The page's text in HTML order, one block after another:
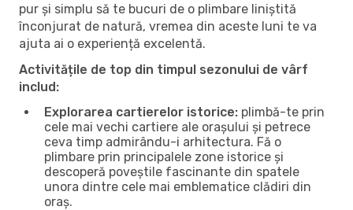
pur și simplu să te bucuri de o plimbare liniștită
înconjurat de natură, vremea din aceste luni te va
ajuta ai o experiență excelentă.
Activitățile de top din timpul sezonului de vârf
includ:
Explorarea cartierelor istorice: plimbă-te prin
cele mai vechi cartiere ale orașului și petrece
ceva timp admirându-i arhitectura. Fă o
plimbare prin principalele zone istorice și
descoperă poveștile fascinante din spatele
unora dintre cele mai emblematice clădiri din
oraș.